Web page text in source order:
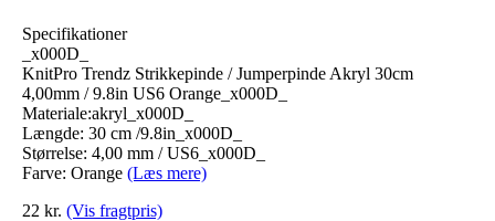
Jumperpinde
Akryl 30cm
4,00mm / 9.8in
Specifikationer
_x000D_
KnitPro Trendz Strikkepinde / Jumperpinde Akryl 30cm
4,00mm / 9.8in US6 Orange_x000D_
Materiale:akryl_x000D_
Længde: 30 cm /9.8in_x000D_
Størrelse: 4,00 mm / US6_x000D_
Farve: Orange (Læs mere)
22 kr. (Vis fragtpris)